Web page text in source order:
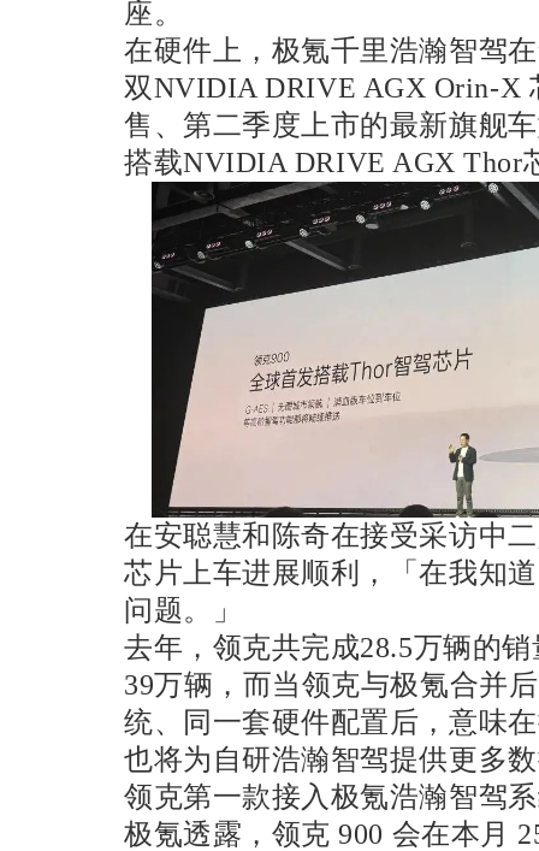
座。
在硬件上，极氪千里浩瀚智驾
双NVIDIA DRIVE AGX Orin-X
售、第二季度上市的最新旗舰
搭载NVIDIA DRIVE AGX Thor
在安聪慧和陈奇在接受采访中
芯片上车进展顺利，「在我知
问题。」
去年，领克共完成28.5万辆的
39万辆，而当领克与极氪合并
统、同一套硬件配置后，意味
也将为自研浩瀚智驾提供更多
领克第一款接入极氪浩瀚智驾
极氪透露，领克 900 会在本月